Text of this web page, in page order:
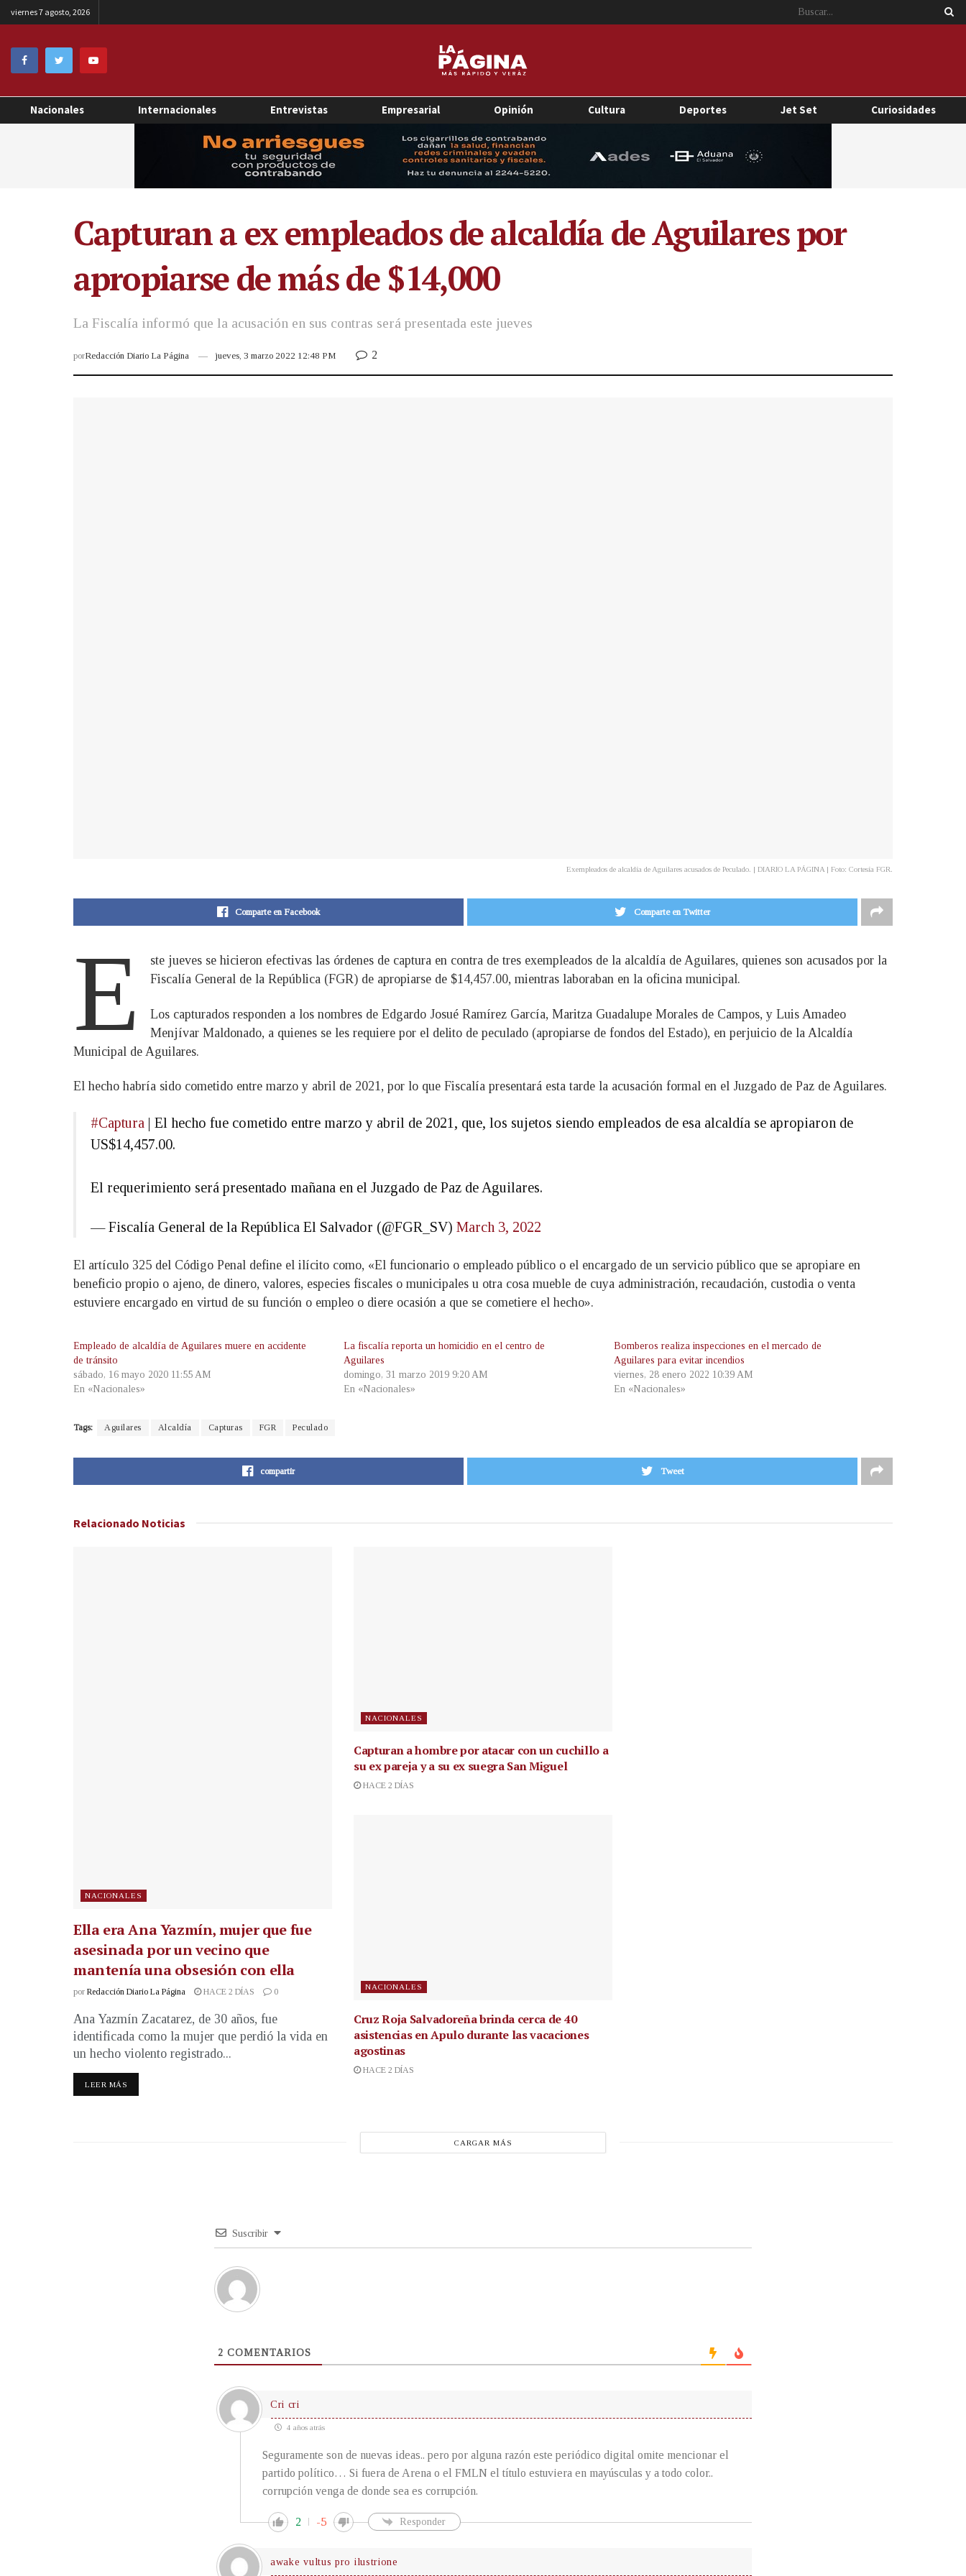
viernes 7 agosto, 2026
Nacionales Internacionales Entrevistas Empresarial Opinión Cultura Deportes Jet Set Curiosidades
Capturan a ex empleados de alcaldía de Aguilares por
apropiarse de más de $14,000
La Fiscalía informó que la acusación en sus contras será presentada este jueves
porRedacción Diario La Página jueves, 3 marzo 2022 12:48 PM 2
Exempleados de alcaldía de Aguilares acusados de Peculado. | DIARIO LA PÁGINA | Foto: Cortesía FGR.
Comparte en Facebook Comparte en Twitter
E
ste jueves se hicieron efectivas las órdenes de captura en contra de tres exempleados de la alcaldía de Aguilares, quienes son acusados por la
Fiscalía General de la República (FGR) de apropiarse de $14,457.00, mientras laboraban en la oficina municipal.
Los capturados responden a los nombres de Edgardo Josué Ramírez García, Maritza Guadalupe Morales de Campos, y Luis Amadeo
Menjívar Maldonado, a quienes se les requiere por el delito de peculado (apropiarse de fondos del Estado), en perjuicio de la Alcaldía
Municipal de Aguilares.
El hecho habría sido cometido entre marzo y abril de 2021, por lo que Fiscalía presentará esta tarde la acusación formal en el Juzgado de Paz de Aguilares.
#Captura | El hecho fue cometido entre marzo y abril de 2021, que, los sujetos siendo empleados de esa alcaldía se apropiaron de
US$14,457.00.
El requerimiento será presentado mañana en el Juzgado de Paz de Aguilares.
— Fiscalía General de la República El Salvador (@FGR_SV) March 3, 2022
El artículo 325 del Código Penal define el ilícito como, «El funcionario o empleado público o el encargado de un servicio público que se apropiare en
beneficio propio o ajeno, de dinero, valores, especies fiscales o municipales u otra cosa mueble de cuya administración, recaudación, custodia o venta
estuviere encargado en virtud de su función o empleo o diere ocasión a que se cometiere el hecho».
Empleado de alcaldía de Aguilares muere en accidente
de tránsito
sábado, 16 mayo 2020 11:55 AM
En «Nacionales»
La fiscalía reporta un homicidio en el centro de
Aguilares
domingo, 31 marzo 2019 9:20 AM
En «Nacionales»
Bomberos realiza inspecciones en el mercado de
Aguilares para evitar incendios
viernes, 28 enero 2022 10:39 AM
En «Nacionales»
Tags: Aguilares Alcaldía Capturas FGR Peculado
compartir Tweet
Relacionado Noticias
NACIONALES
Ella era Ana Yazmín, mujer que fue
asesinada por un vecino que
mantenía una obsesión con ella
por Redacción Diario La Página HACE 2 DÍAS 0
Ana Yazmín Zacatarez, de 30 años, fue
identificada como la mujer que perdió la vida en
un hecho violento registrado...
LEER MÁS
NACIONALES
Capturan a hombre por atacar con un cuchillo a
su ex pareja y a su ex suegra San Miguel
HACE 2 DÍAS
NACIONALES
Cruz Roja Salvadoreña brinda cerca de 40
asistencias en Apulo durante las vacaciones
agostinas
HACE 2 DÍAS
CARGAR MÁS
Suscribir
2 COMENTARIOS
Cri cri
4 años atrás
Seguramente son de nuevas ideas.. pero por alguna razón este periódico digital omite mencionar el
partido político… Si fuera de Arena o el FMLN el título estuviera en mayúsculas y a todo color..
corrupción venga de donde sea es corrupción.
2 -5 Responder
awake vultus pro ilustrione